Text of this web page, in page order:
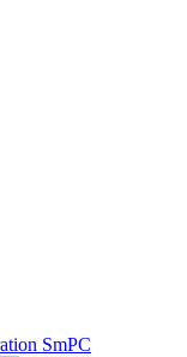
SmPC